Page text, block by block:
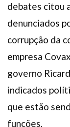
debates citou
denunciados
corrupção da
empresa
governo
indicados
que estão
funções.